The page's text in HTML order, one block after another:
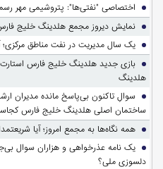
اختصاصی "نفتی‌ها": پتروشیمی مهر
نمایش دیروز مجمع هلدینگ خلیج
یک سال مدیریت در نفت مناطق مرکزی؛
بازی جدید هلدینگ خلیج فارس استارت
هلدینگ
سوالِ تاکنون بی‌پاسخ مانده مدیران
ساختمان اصلی هلدینگ خلیج فارس
همه نگاه‌ها به مجمع امروز؛ آیا
یک نامه عذرخواهی و هزاران سوال
دلسوزی ملی؟